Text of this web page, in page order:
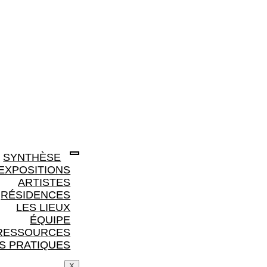
SYNTHÈSE
ARTISTES
RÉSIDENCES
LES LIEUX
ÉQUIPE
PRATIQUES